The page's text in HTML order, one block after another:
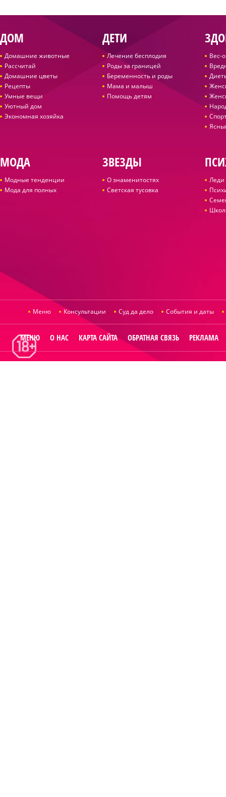
ДОМ
Домашние животные
Рассчитай
Домашние цветы
Рецепты
Умные вещи
Уютный дом
Экономная хозяйка
ДЕТИ
Лечение бесплодия
Роды за границей
Беременность и роды
Мама и малыш
Помощь детям
Вес-
МОДА
Модные тенденции
Мода для полных
ЗВЕЗДЫ
О знаменитостях
Светская тусовка
Леди
Меню Консультации Суд да дело События и даты
МЕНЮ О НАС КАРТА САЙТА ОБРАТНАЯ СВЯЗЬ РЕКЛАМА